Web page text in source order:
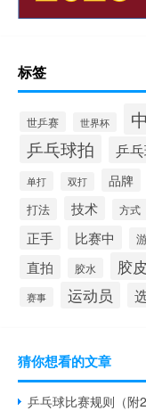
标签
世乒赛 世界杯
乒乓球拍 乒
单打 双打 品牌
打法 技术 方式
正手 比赛中
直拍 胶水 胶皮
赛事 运动员
猜你想看的文章
乒乓球比赛规则（附